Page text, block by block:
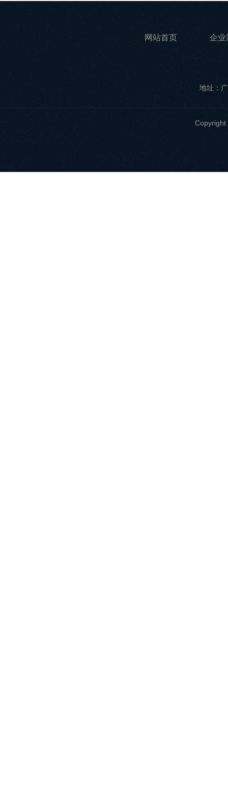
网站首页 企业
地址：